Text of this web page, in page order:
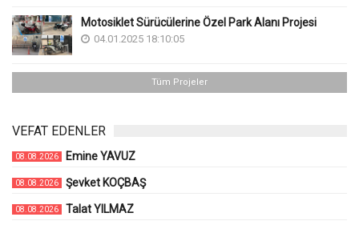
Motosiklet Sürücülerine Özel Park Alanı Projesi
04.01.2025 18:10:05
Tüm Projeler
VEFAT EDENLER
08.08.2026 Emine YAVUZ
08.08.2026 Şevket KOÇBAŞ
08.08.2026 Talat YILMAZ